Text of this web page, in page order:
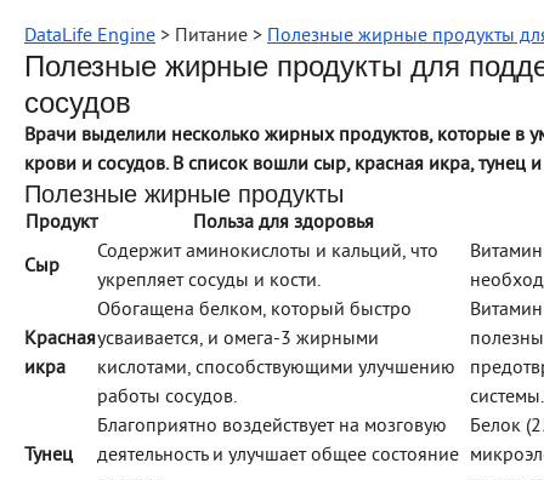
DataLife Engine > Питание > Полезные жирные продукты
Полезные жирные продукты для
сосудов
Врачи выделили несколько жирных продуктов, которые в
крови и сосудов. В список вошли сыр, красная икра, тунец
Полезные жирные продукты
Продукт
Польза для здоровья
Сыр
Содержит аминокислоты и кальций, что
укрепляет сосуды и кости.
Красная
икра
Обогащена белком, который быстро
усваивается, и омега-3 жирными
кислотами, способствующими улучшению
работы сосудов.
системы.
Тунец
Благоприятно воздействует на мозговую
деятельность и улучшает общее состояние
Белок